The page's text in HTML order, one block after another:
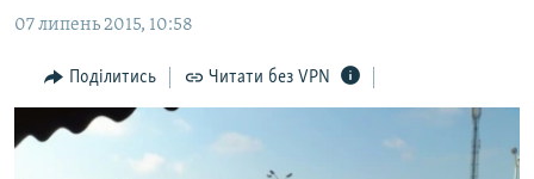
основної
Перейти
до
пошуку
БЛОГИ
ПОГЛЯД
ІНТЕРВ'Ю
ВСЕ ЗА ДЕНЬ
07 липень 2015, 10:58
Поділитись Читати без VPN